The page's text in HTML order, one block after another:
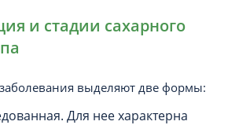
и стадии сахарного
выделяют две формы:
Для нее характерна